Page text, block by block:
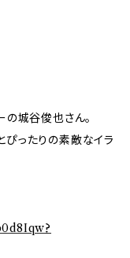
の城谷俊也さん。
ぴったりの素敵なイラ